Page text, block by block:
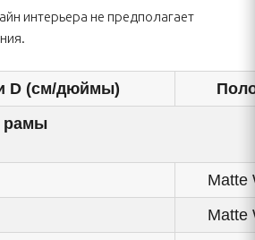
интерьера не предполагает
D (см/дюймы)
рамы
Matte
Matte